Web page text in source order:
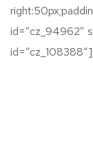
id=”cz_94962″
id=”cz_108388″]